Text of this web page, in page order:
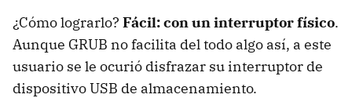
¿Cómo lograrlo? Fácil: con un interruptor físico.
Aunque GRUB no facilita del todo algo así, a este
usuario se le ocurió disfrazar su interruptor de
dispositivo USB de almacenamiento.